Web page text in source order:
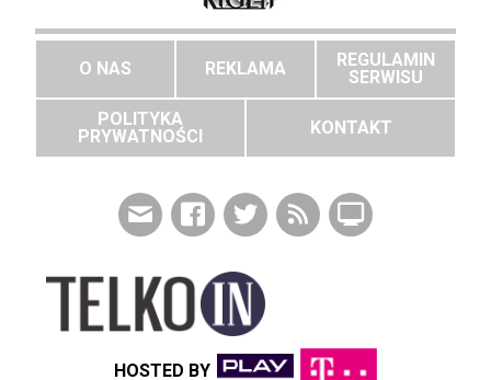
O NAS REKLAMA
REGULAMIN
SERWISU
POLITYKA
PRYWATNOŚCI
KONTAKT
HOSTED BY